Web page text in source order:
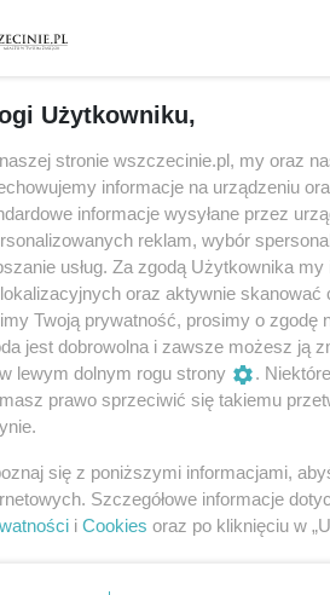
Tworzą jedyną taką
na Pomorzu
Użytkowniku,
stronie wszczecinie.pl, my oraz
informacje na urządzeniu
informacje wysyłane przez
reklam, wybór
usług. Za zgodą Użytkownika
oraz aktywnie
Twoją prywatność, prosimy o zgodę
jest dobrowolna i zawsze możesz ją
lewym dolnym rogu strony
.
prawo sprzeciwić się takiemu
się z poniższymi informacjami,
Szczegółowe informacje
i Cookies oraz po kliknięciu w